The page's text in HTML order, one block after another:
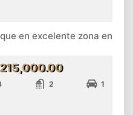
en excelente zona en
2 1